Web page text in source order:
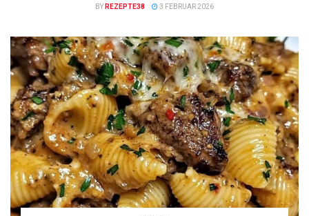
BY REZEPTE38 3 FEBRUAR 2026